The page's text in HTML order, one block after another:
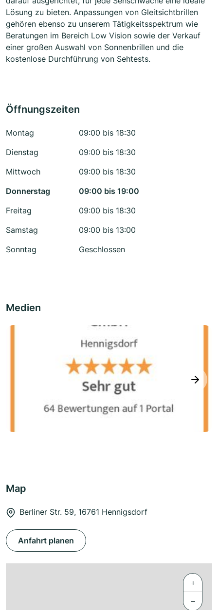
Lösung zu bieten. Anpassungen von Gleitsichtbrillen
gehören ebenso zu unserem Tätigkeitsspektrum wie
Beratungen im Bereich Low Vision sowie der Verkauf
einer großen Auswahl von Sonnenbrillen und die
kostenlose Durchführung von Sehtests.
Öffnungszeiten
Montag
09:00 bis 18:30
Dienstag
09:00 bis 18:30
Mittwoch
09:00 bis 18:30
Donnerstag
09:00 bis 19:00
Freitag
09:00 bis 18:30
Samstag
09:00 bis 13:00
Sonntag
Geschlossen
Medien
next
Map
Berliner Str. 59, 16761 Hennigsdorf
Anfahrt planen
+
−